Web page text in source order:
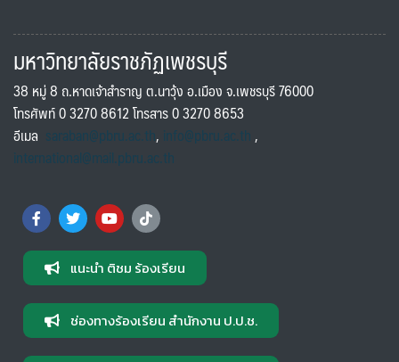
มหาวิทยาลัยราชภัฏเพชรบุรี
38 หมู่ 8 ถ.หาดเจ้าสำราญ ต.นาวุ้ง อ.เมือง จ.เพชรบุรี 76000
โทรศัพท์ 0 3270 8612 โทรสาร 0 3270 8653
อีเมล saraban@pbru.ac.th, info@pbru.ac.th,
international@mail.pbru.ac.th
แนะนำ ติชม ร้องเรียน
ช่องทางร้องเรียน สำนักงาน ป.ป.ช.